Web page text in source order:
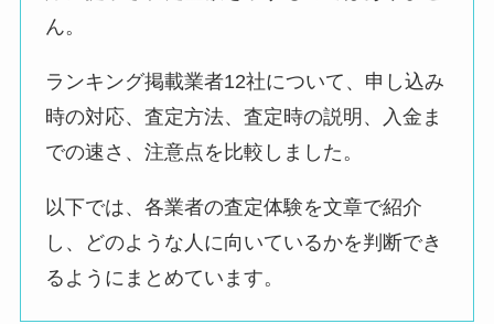
ん。
ランキング掲載業者12社について、申し込み
時の対応、査定方法、査定時の説明、入金ま
での速さ、注意点を比較しました。
以下では、各業者の査定体験を文章で紹介
し、どのような人に向いているかを判断でき
るようにまとめています。